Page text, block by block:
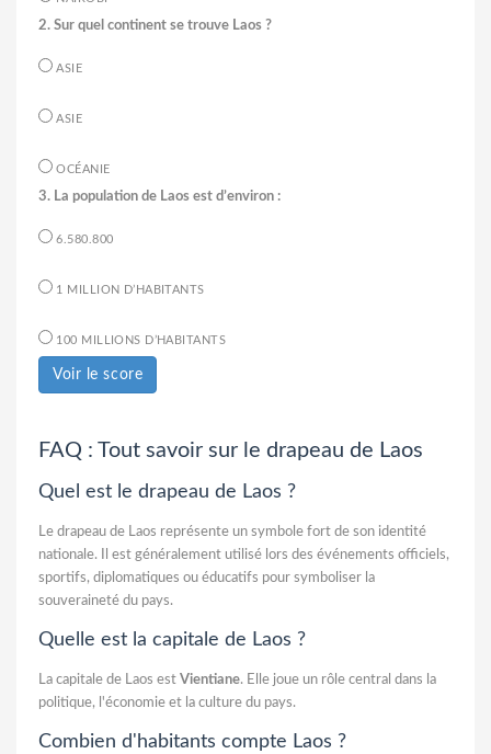
2. Sur quel continent se trouve Laos ?
ASIE
ASIE
OCÉANIE
3. La population de Laos est d’environ :
6.580.800
1 MILLION D’HABITANTS
100 MILLIONS D’HABITANTS
Voir le score
FAQ : Tout savoir sur le drapeau de Laos
Quel est le drapeau de Laos ?
Le drapeau de Laos représente un symbole fort de son identité
nationale. Il est généralement utilisé lors des événements officiels,
sportifs, diplomatiques ou éducatifs pour symboliser la
souveraineté du pays.
Quelle est la capitale de Laos ?
La capitale de Laos est Vientiane. Elle joue un rôle central dans la
politique, l'économie et la culture du pays.
Combien d'habitants compte Laos ?